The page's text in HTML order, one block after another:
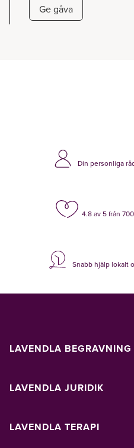
Ge gåva
Din personliga
4.8 av 5 från
Snabb hjälp lokalt
LAVENDLA BEGRAVNING
LAVENDLA JURIDIK
LAVENDLA TERAPI